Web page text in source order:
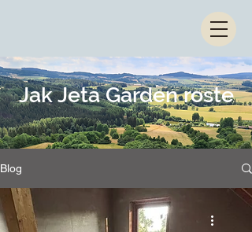
Jak Jeta Garden roste
Blog